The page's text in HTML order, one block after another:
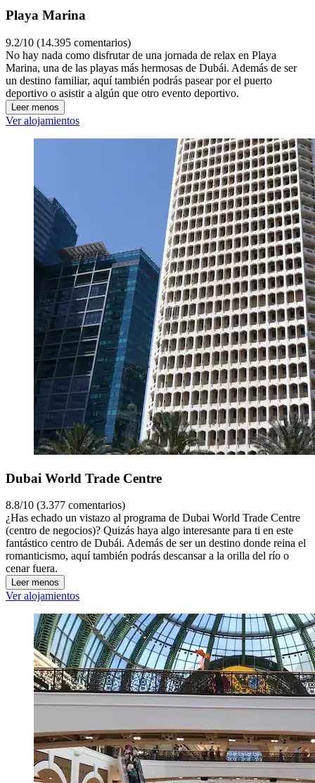
Playa Marina
9.2/10 (14.395 comentarios)
No hay nada como disfrutar de una jornada de relax en Playa
Marina, una de las playas más hermosas de Dubái. Además de ser
un destino familiar, aquí también podrás pasear por el puerto
deportivo o asistir a algún que otro evento deportivo.
Leer menos
Ver alojamientos
Dubai World Trade Centre
8.8/10 (3.377 comentarios)
¿Has echado un vistazo al programa de Dubai World Trade Centre
(centro de negocios)? Quizás haya algo interesante para ti en este
fantástico centro de Dubái. Además de ser un destino donde reina el
romanticismo, aquí también podrás descansar a la orilla del río o
cenar fuera.
Leer menos
Ver alojamientos